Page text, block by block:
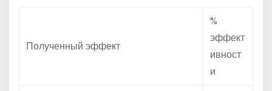
Полученный эффект
%
эффект
ивност
и